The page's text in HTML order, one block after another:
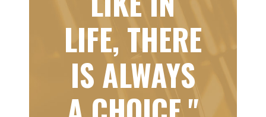
LIFE, THERE
IS ALWAYS